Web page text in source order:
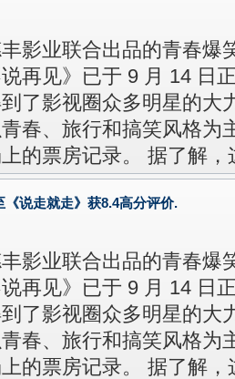
影业联合出品的青春爆
再见》已于 9 月 14 日
了影视圈众多明星的大
春、旅行和搞笑风格为
的票房记录。 据了解，
说走就走》获8.4高分评价.
影业联合出品的青春爆
再见》已于 9 月 14 日
了影视圈众多明星的大
春、旅行和搞笑风格为
的票房记录。 据了解，